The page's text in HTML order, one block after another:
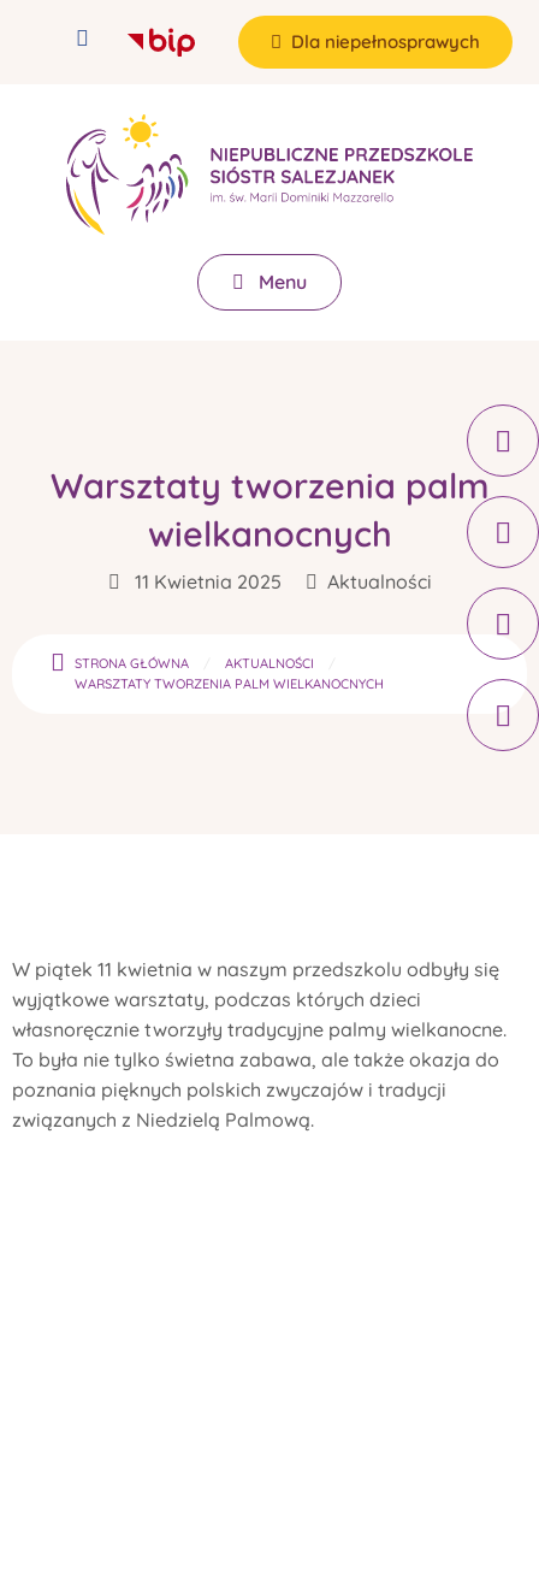
Dla niepełnosprawych
Menu
Warsztaty tworzenia palm
wielkanocnych
11 Kwietnia 2025 Aktualności
STRONA GŁÓWNA
AKTUALNOŚCI
WARSZTATY TWORZENIA PALM WIELKANOCNYCH
W piątek 11 kwietnia w naszym przedszkolu odbyły się
wyjątkowe warsztaty, podczas których dzieci
własnoręcznie tworzyły tradycyjne palmy wielkanocne.
To była nie tylko świetna zabawa, ale także okazja do
poznania pięknych polskich zwyczajów i tradycji
związanych z Niedzielą Palmową.